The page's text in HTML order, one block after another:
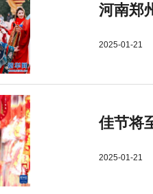
河南郑
2025-01-21
佳节将
2025-01-21